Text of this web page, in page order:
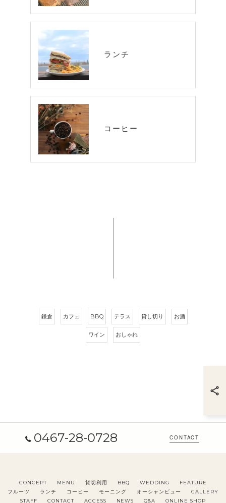
ランチ
コーヒー
鎌倉 カフェ BBQ テラス 貸し切り お酒
ワイン おしゃれ
0467-28-0728 CONTACT
CONCEPT MENU 貸切利用 BBQ WEDDING
FEATURE
フルーツ
ランチ コーヒー モーニング オーシャンビュー
GALLERY
STAFF
CONTACT ACCESS NEWS Q&A ONLINE SHOP